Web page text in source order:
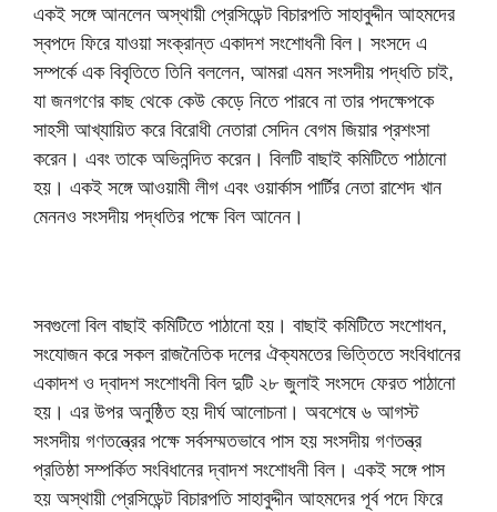
একই সঙ্গে আনলেন অস্থায়ী প্রেসিডেন্ট বিচারপতি সাহাবুদ্দীন আহমদের
স্বপদে ফিরে যাওয়া সংক্রান্ত একাদশ সংশোধনী বিল। সংসদে এ
সম্পর্কে এক বিবৃতিতে তিনি বললেন, আমরা এমন সংসদীয় পদ্ধতি চাই,
যা জনগণের কাছ থেকে কেউ কেড়ে নিতে পারবে না তার পদক্ষেপকে
সাহসী আখ্যায়িত করে বিরোধী নেতারা সেদিন বেগম জিয়ার প্রশংসা
করেন। এবং তাকে অভিনন্দিত করেন। বিলটি বাছাই কমিটিতে পাঠানো
হয়। একই সঙ্গে আওয়ামী লীগ এবং ওয়ার্কাস পার্টির নেতা রাশেদ খান
মেননও সংসদীয় পদ্ধতির পক্ষে বিল আনেন।
সবগুলো বিল বাছাই কমিটিতে পাঠানো হয়। বাছাই কমিটিতে সংশোধন,
সংযোজন করে সকল রাজনৈতিক দলের ঐক্যমতের ভিত্তিতে সংবিধানের
একাদশ ও দ্বাদশ সংশোধনী বিল দুটি ২৮ জুলাই সংসদে ফেরত পাঠানো
হয়। এর উপর অনুষ্ঠিত হয় দীর্ঘ আলোচনা। অবশেষে ৬ আগস্ট
সংসদীয় গণতন্ত্রের পক্ষে সর্বসম্মতভাবে পাস হয় সংসদীয় গণতন্ত্র
প্রতিষ্ঠা সম্পর্কিত সংবিধানের দ্বাদশ সংশোধনী বিল। একই সঙ্গে পাস
হয় অস্থায়ী প্রেসিডেন্ট বিচারপতি সাহাবুদ্দীন আহমদের পূর্ব পদে ফিরে